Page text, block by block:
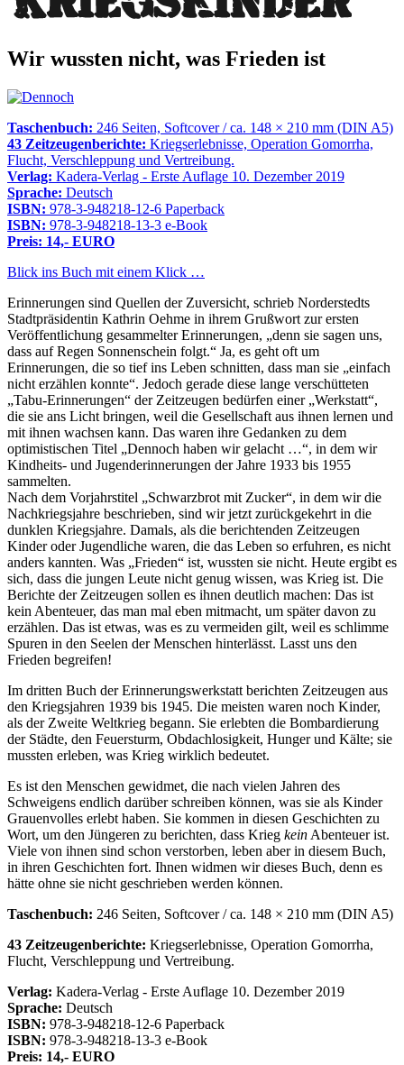
Wir wussten nicht, was Frieden ist
Taschenbuch: 246 Seiten, Softcover / ca. 148 × 210 mm (DIN A5)
43 Zeitzeugenberichte: Kriegserlebnisse, Operation Gomorrha,
Flucht, Verschleppung und Vertreibung.
Verlag: Kadera-Verlag - Erste Auflage 10. Dezember 2019
Sprache: Deutsch
ISBN: 978-3-948218-12-6 Paperback
ISBN: 978-3-948218-13-3 e-Book
Preis: 14,- EURO
Blick ins Buch mit einem Klick …
Erinnerungen sind Quellen der Zuversicht, schrieb Norderstedts
Stadtpräsidentin Kathrin Oehme in ihrem Grußwort zur ersten
Veröffentlichung gesammelter Erinnerungen,
denn sie sagen uns,
dass auf Regen Sonnenschein folgt.
Ja, es geht oft um
Erinnerungen, die so tief ins Leben schnitten, dass man sie
einfach
nicht erzählen konnte . Jedoch gerade diese lange verschütteten
Tabu-Erinnerungen
der Zeitzeugen bedürfen einer Werkstatt ,
die sie ans Licht bringen, weil die Gesellschaft aus ihnen lernen und
mit ihnen wachsen kann. Das waren ihre Gedanken zu dem
optimistischen Titel
Dennoch haben wir gelacht … , in dem wir
Kindheits- und Jugenderinnerungen der Jahre 1933 bis 1955
sammelten.
Nach dem Vorjahrstitel
Schwarzbrot mit Zucker , in dem wir die
Nachkriegsjahre beschrieben, sind wir jetzt zurückgekehrt in die
dunklen Kriegsjahre. Damals, als die berichtenden Zeitzeugen
Kinder oder Jugendliche waren, die das Leben so erfuhren, es nicht
anders kannten. Was
Frieden
ist, wussten sie nicht. Heute ergibt es
sich, dass die jungen Leute nicht genug wissen, was Krieg ist. Die
Berichte der Zeitzeugen sollen es ihnen deutlich machen: Das ist
kein Abenteuer, das man mal eben mitmacht, um später davon zu
erzählen. Das ist etwas, was es zu vermeiden gilt, weil es schlimme
Spuren in den Seelen der Menschen hinterlässt. Lasst uns den
Frieden begreifen!
Im dritten Buch der Erinnerungswerkstatt berichten Zeitzeugen aus
den Kriegsjahren 1939 bis 1945. Die meisten waren noch Kinder,
als der Zweite Weltkrieg begann. Sie erlebten die Bombardierung
der Städte, den Feuersturm, Obdachlosigkeit, Hunger und Kälte; sie
mussten erleben, was Krieg wirklich bedeutet.
Es ist den Menschen gewidmet, die nach vielen Jahren des
Schweigens endlich darüber schreiben können, was sie als Kinder
Grauenvolles erlebt haben. Sie kommen in diesen Geschichten zu
Wort, um den Jüngeren zu berichten, dass Krieg kein Abenteuer ist.
Viele von ihnen sind schon verstorben, leben aber in diesem Buch,
in ihren Geschichten fort. Ihnen widmen wir dieses Buch, denn es
hätte ohne sie nicht geschrieben werden können.
Taschenbuch: 246 Seiten, Softcover / ca. 148 × 210 mm (DIN A5)
43 Zeitzeugenberichte: Kriegserlebnisse, Operation Gomorrha,
Flucht, Verschleppung und Vertreibung.
Verlag: Kadera-Verlag - Erste Auflage 10. Dezember 2019
Sprache: Deutsch
ISBN: 978-3-948218-12-6 Paperback
ISBN: 978-3-948218-13-3 e-Book
Preis: 14,- EURO